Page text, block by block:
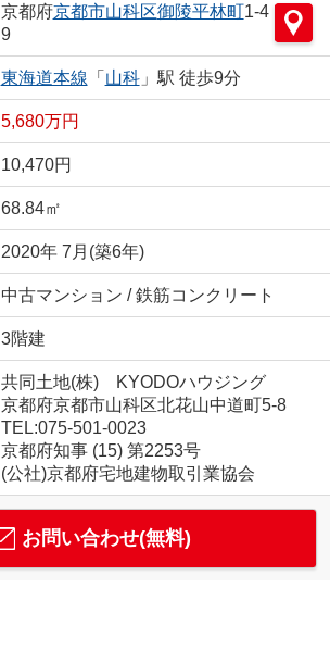
京都府京都市山科区御陵平林町1-4
9
東海道本線 「 山科」駅 徒歩9分
5,680万円
10,470円
68.84㎡
2020年 7月(築6年)
中古マンション / 鉄筋コンクリート
3階建
共同土地(株) KYODOハウジング
京都府京都市山科区北花山中道町5-8
TEL:075-501-0023
京都府知事 (15) 第2253号
(公社)京都府宅地建物取引業協会
お問い合わせ(無料)